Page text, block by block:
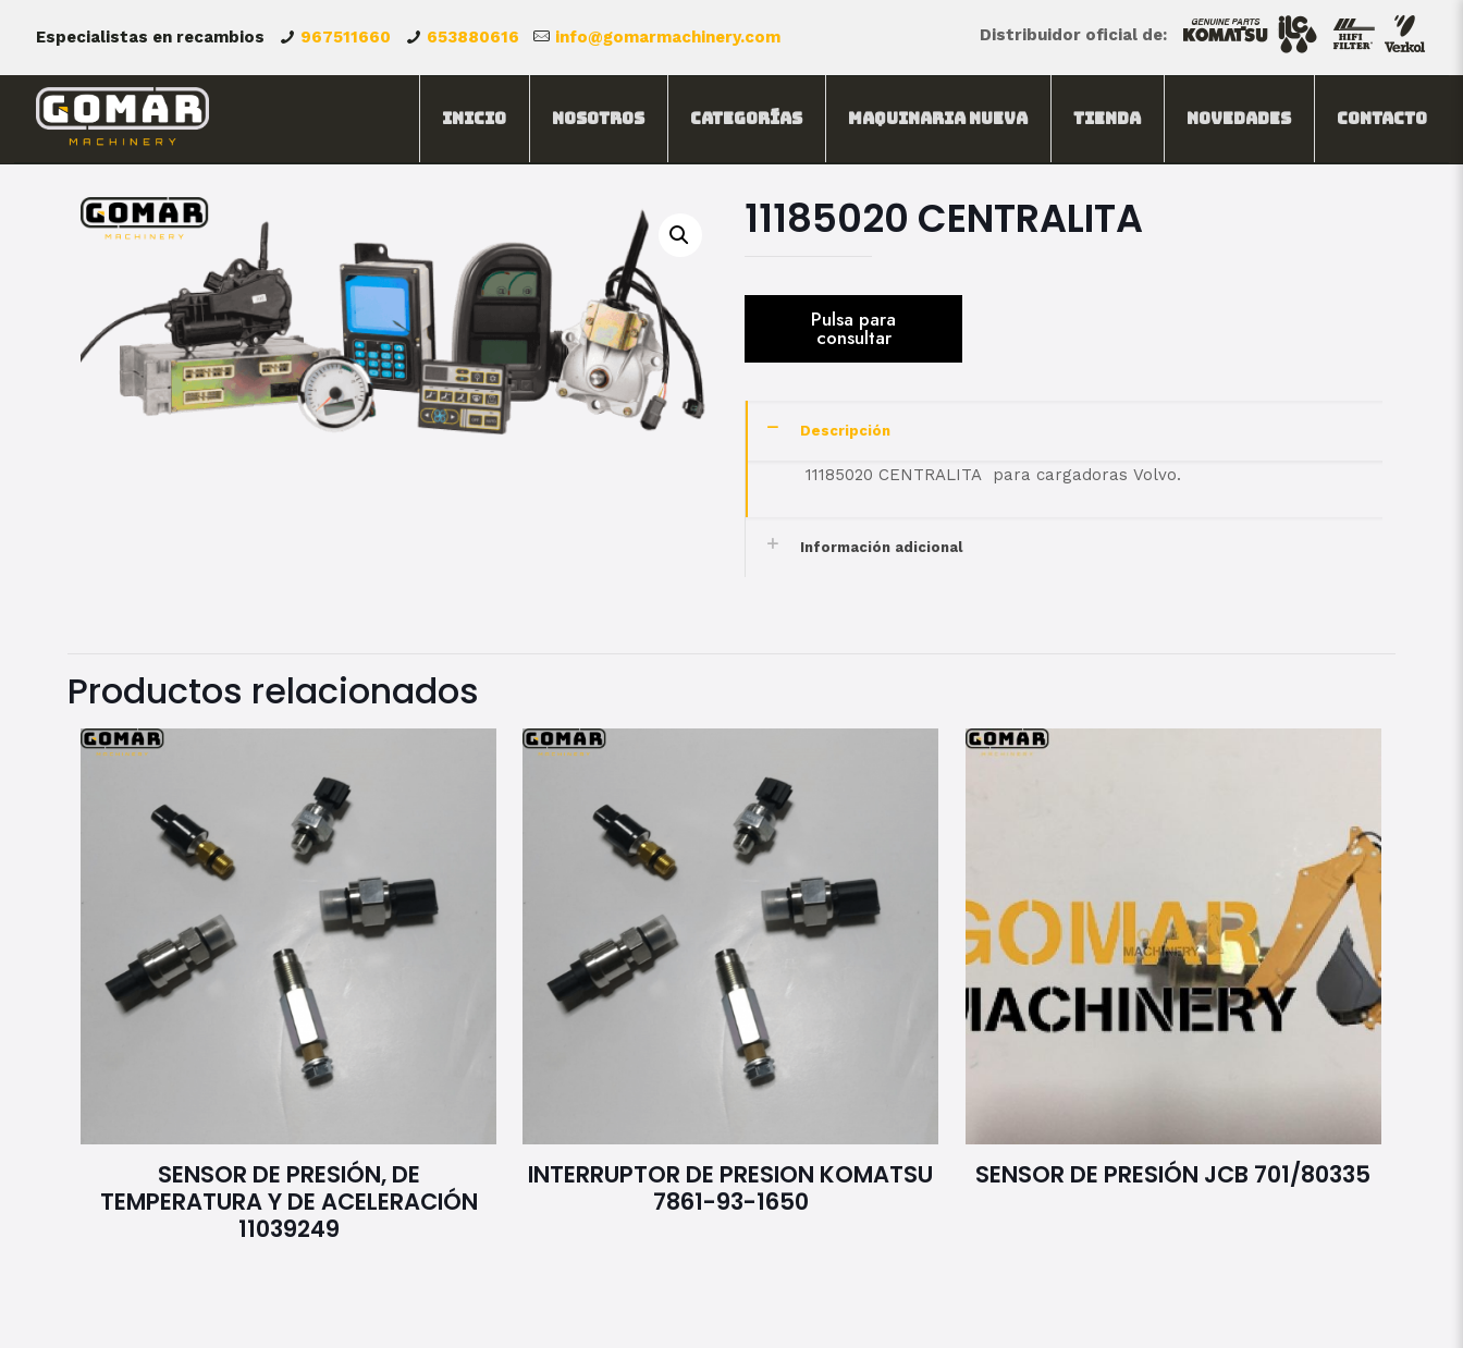
Especialistas en recambios 967511660 653880616 info@gomarmachinery.com Distribuidor oficial de:
Inicio Nosotros Categorías Maquinaria Nueva Tienda Novedades Contacto
11185020 CENTRALITA
Descripción
11185020 CENTRALITA para cargadorasVolvo.
Información adicional
Productos relacionados
SENSOR DE PRESIÓN, DE
TEMPERATURA Y DE ACELERACIÓN
11039249
INTERRUPTOR DE PRESION KOMATSU
7861-93-1650
SENSOR DE PRESIÓN JCB 701/80335